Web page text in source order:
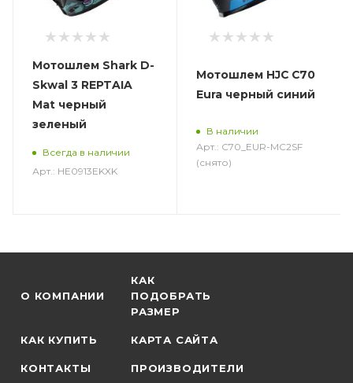
Мотошлем Shark D-
Skwal 3 REPTAIA
Mat черный
зеленый
Всегда в наличии
Арт.: HE0913EKXK
Мотошлем HJC C70
Eura черный синий
В наличии
Арт.: C70_EUR-MC2SF
(снято)
О КОМПАНИИ
КАК
ПОДОБРАТЬ
РАЗМЕР
КАК КУПИТЬ КАРТА САЙТА
КОНТАКТЫ ПРОИЗВОДИТЕЛИ